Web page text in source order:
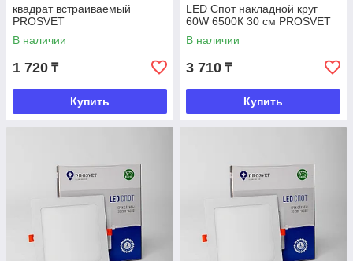
квадрат встраиваемый
PROSVET
В наличии
1 720 ₸
Купить
LED Cпот накладной круг
60W 6500К 30 см PROSVET
В наличии
3 710 ₸
Купить